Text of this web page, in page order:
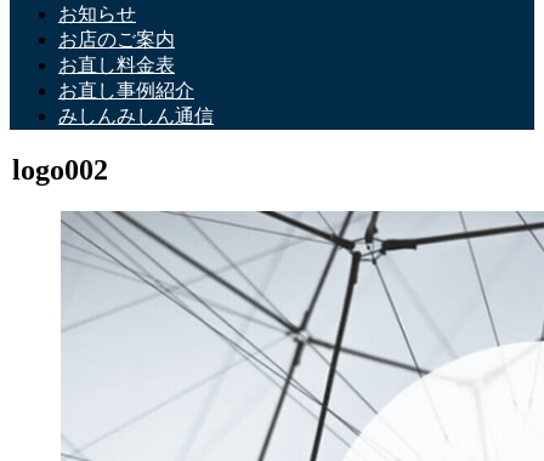
お知らせ
お店のご案内
お直し料金表
お直し事例紹介
みしんみしん通信
logo002